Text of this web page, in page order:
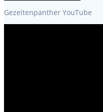
Gezeitenpanther YouTube